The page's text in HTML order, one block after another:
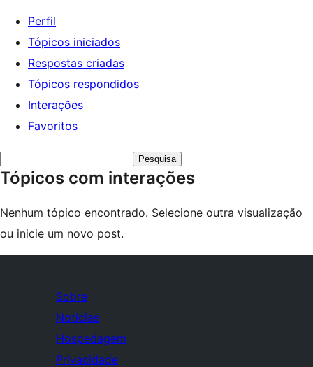
Perfil
Tópicos iniciados
Respostas criadas
Tópicos respondidos
Interações
Favoritos
tópicos:
Tópicos com interações
Nenhum tópico encontrado. Selecione outra visualização
ou inicie um novo post.
Sobre
Notícias
Hospedagem
Privacidade